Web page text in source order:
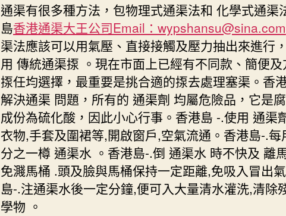
通渠有很多種方法，包物理式通渠法和 化學式通渠
島香港通渠大王公司Email：wypshansu@sina.com
渠法應該可以用氣壓、直接接觸及壓力抽出來進行
用 傳統通渠揼 。現在市面上已經有不同款、簡便
揼任均選擇，最重要是挑合適的揼去處理塞渠。香
解決通渠 問題，所有的 通渠劑 均屬危險品，它是
成份為硫化酸，因此小心行事。香港島 -.使用 通渠
衣物,手套及圍裙等,開啟窗戶,空氣流通。香港島-.每
分之一樽 通渠水 。香港島-.倒 通渠水 時不快及 離
免濺馬桶 .頭及臉與馬桶保持一定距離,免吸入冒出
島-.注通渠水後一定分鐘,便可入大量清水灌洗,清除
學物 。